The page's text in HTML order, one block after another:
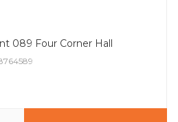
089 Four Corner Hall